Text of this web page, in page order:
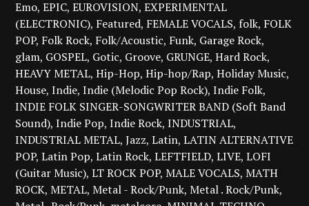
Emo EPIC EUROVISION EXPERIMENTAL
(ELECTRONIC) Featured FEMALE VOCALS folk FOLK
POP Folk Rock Folk/Acoustic Funk Garage Rock
glam GOSPEL Gotic Groove GRUNGE Hard Rock
HEAVY METAL Hip-Hop Hip-hop/Rap Holiday Music
House Indie Indie (Melodic Pop Rock) Indie Folk
INDIE FOLK SINGER-SONGWRITER BAND (Soft Band
Sound) Indie Pop Indie Rock INDUSTRIAL
INDUSTRIAL METAL Jazz Latin LATIN ALTERNATIVE
POP Latin Pop Latin Rock LEFTFIELD LIVE LOFI
(Guitar Music) LT ROCK POP MALE VOCALS MATH
ROCK METAL Metal - Rock/Punk Metal . Rock/Punk